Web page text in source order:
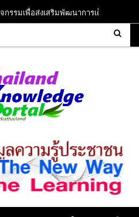
รมเพื่อส่งเสริมพัฒนาการเด็กปฐมวัย